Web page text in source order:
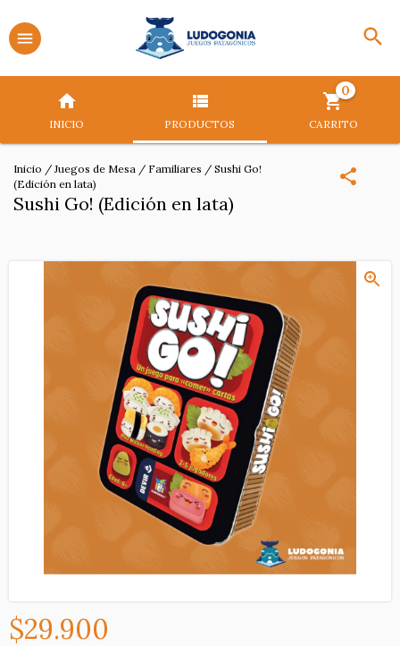
INICIO PRODUCTOS CARRITO
0
Inicio / Juegos de Mesa / Familiares / Sushi Go!
(Edición en lata)
Sushi Go! (Edición en lata)
$29.900